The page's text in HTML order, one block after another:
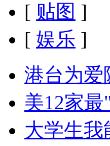
[ 贴图 ]
[ 娱乐 ]
港台为爱
美12家
大学生我